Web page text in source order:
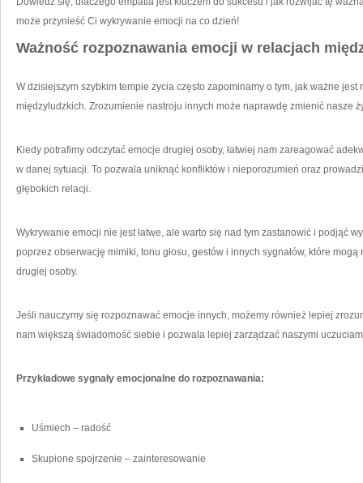
może⁢ przynieść Ci ⁢wykrywanie emocji na co dzień!
Ważność rozpoznawania emocji w relacjach
W dzisiejszym szybkim tempie życia często zapominamy o tym, jak ważne
‌międzyludzkich. Zrozumienie nastroju innych może naprawdę zmienić nasze
Kiedy potrafimy odczytać emocje drugiej osoby,‍ łatwiej nam zareagować
w danej sytuacji. ‌To pozwala uniknąć konfliktów i ⁤nieporozumień oraz
głębokich‍ relacji.
Wykrywanie emocji nie jest⁢ łatwe, ⁤ale warto się nad tym zastanowić⁣ i podjąć
‍poprzez obserwację mimiki, tonu głosu, gestów i innych sygnałów, które
drugiej⁣ osoby.
Jeśli nauczymy się rozpoznawać emocje innych, możemy również lepiej
nam większą świadomość siebie i pozwala lepiej zarządzać‍ naszymi⁣
Przykładowe sygnały emocjonalne do⁤ rozpoznawania:
Uśmiech – radość
Skupione​ spojrzenie – zainteresowanie